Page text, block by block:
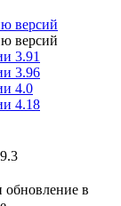
версий
версий
3.91
3.96
4.0
4.18
обновление в